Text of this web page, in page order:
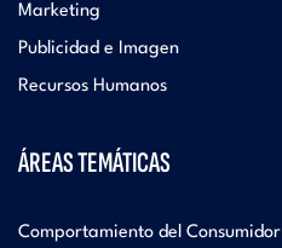
Marketing
Publicidad e Imagen
Recursos Humanos
ÁREAS TEMÁTICAS
Comportamiento del Consumidor